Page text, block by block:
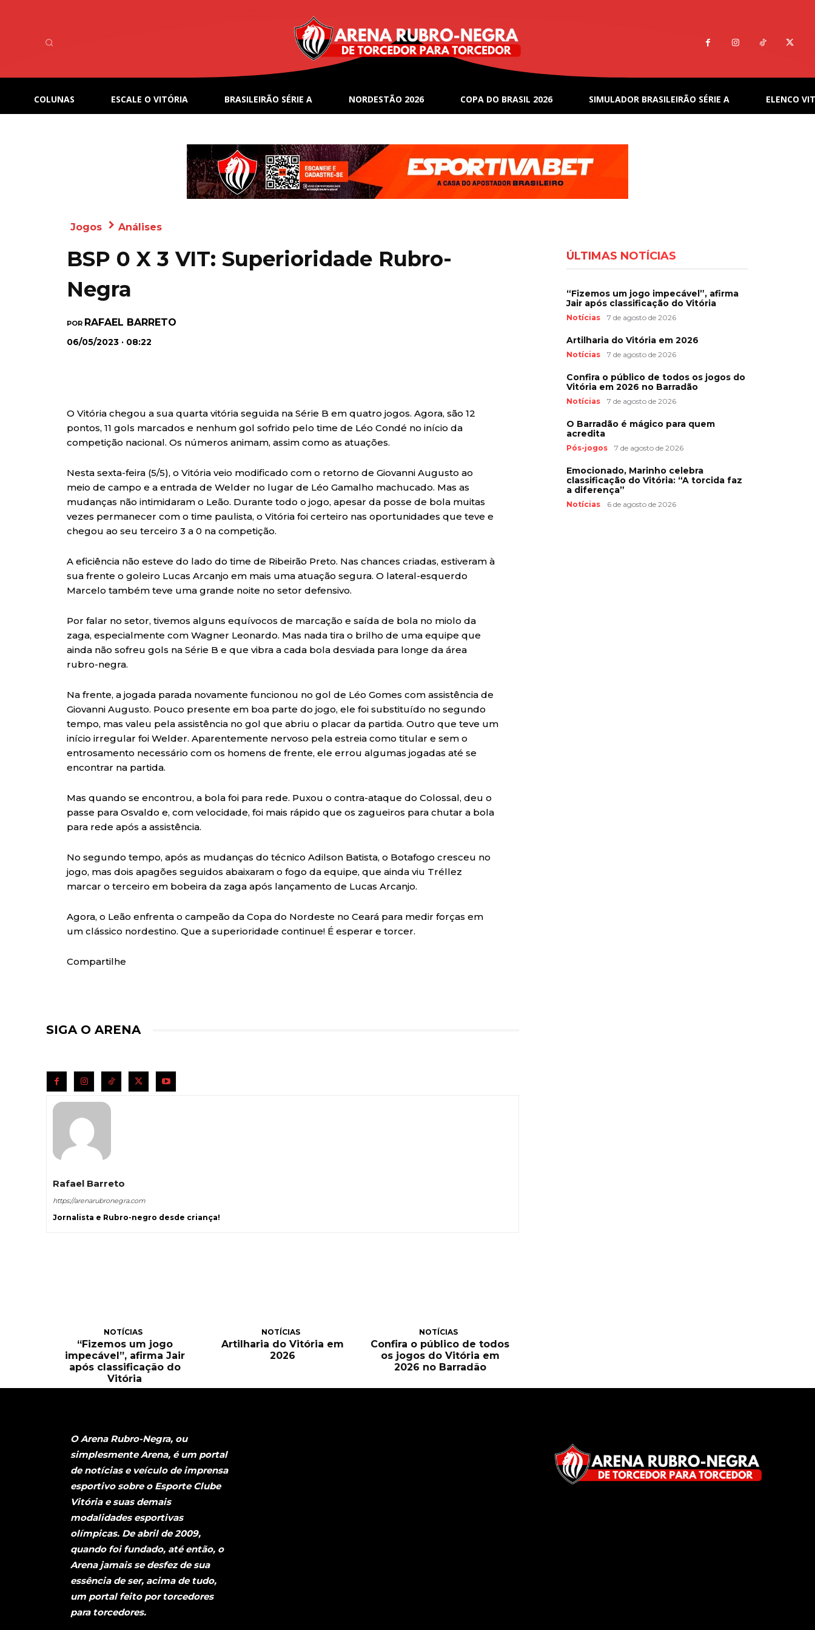
COLUNAS ESCALE O VITÓRIA BRASILEIRÃO SÉRIE A NORDESTÃO 2026 COPA DO BRASIL 2026 SIMULADOR BRASILEIRÃO SÉRIE A ELENCO
Jogos Análises
BSP 0 X 3 VIT: Superioridade Rubro-
Negra
POR RAFAEL BARRETO
06/05/2023 · 08:22
O Vitória chegou a sua quarta vitória seguida na Série B em quatro jogos. Agora, são 12
pontos, 11 gols marcados e nenhum gol sofrido pelo time de Léo Condé no início da
competição nacional. Os números animam, assim como as atuações.
Nesta sexta-feira (5/5), o Vitória veio modificado com o retorno de Giovanni Augusto ao
meio de campo e a entrada de Welder no lugar de Léo Gamalho machucado. Mas as
mudanças não intimidaram o Leão. Durante todo o jogo, apesar da posse de bola muitas
vezes permanecer com o time paulista, o Vitória foi certeiro nas oportunidades que teve e
chegou ao seu terceiro 3 a 0 na competição.
A eficiência não esteve do lado do time de Ribeirão Preto. Nas chances criadas, estiveram à
sua frente o goleiro Lucas Arcanjo em mais uma atuação segura. O lateral-esquerdo
Marcelo também teve uma grande noite no setor defensivo.
Por falar no setor, tivemos alguns equívocos de marcação e saída de bola no miolo da
zaga, especialmente com Wagner Leonardo. Mas nada tira o brilho de uma equipe que
ainda não sofreu gols na Série B e que vibra a cada bola desviada para longe da área
rubro-negra.
Na frente, a jogada parada novamente funcionou no gol de Léo Gomes com assistência de
Giovanni Augusto. Pouco presente em boa parte do jogo, ele foi substituído no segundo
tempo, mas valeu pela assistência no gol que abriu o placar da partida. Outro que teve um
início irregular foi Welder. Aparentemente nervoso pela estreia como titular e sem o
entrosamento necessário com os homens de frente, ele errou algumas jogadas até se
encontrar na partida.
Mas quando se encontrou, a bola foi para rede. Puxou o contra-ataque do Colossal, deu o
passe para Osvaldo e, com velocidade, foi mais rápido que os zagueiros para chutar a bola
para rede após a assistência.
No segundo tempo, após as mudanças do técnico Adilson Batista, o Botafogo cresceu no
jogo, mas dois apagões seguidos abaixaram o fogo da equipe, que ainda viu Tréllez
marcar o terceiro em bobeira da zaga após lançamento de Lucas Arcanjo.
Agora, o Leão enfrenta o campeão da Copa do Nordeste no Ceará para medir forças em
um clássico nordestino. Que a superioridade continue! É esperar e torcer.
Compartilhe
SIGA O ARENA
Rafael Barreto
https://arenarubronegra.com
Jornalista e Rubro-negro desde criança!
NOTÍCIAS
“Fizemos um jogo
impecável”, afirma Jair
após classificação do
Vitória
NOTÍCIAS
Artilharia do Vitória em
2026
NOTÍCIAS
Confira o público de todos
os jogos do Vitória em
2026 no Barradão
ÚLTIMAS NOTÍCIAS
“Fizemos um jogo impecável”, afirma
Jair após classificação do Vitória
Notícias 7 de agosto de 2026
Artilharia do Vitória em 2026
Notícias 7 de agosto de 2026
Confira o público de todos os jogos do
Vitória em 2026 no Barradão
Notícias 7 de agosto de 2026
O Barradão é mágico para quem
acredita
Pós-jogos 7 de agosto de 2026
Emocionado, Marinho celebra
classificação do Vitória: “A torcida faz
a diferença”
Notícias 6 de agosto de 2026
O Arena Rubro-Negra, ou
simplesmente Arena, é um portal
de notícias e veículo de imprensa
esportivo sobre o Esporte Clube
Vitória e suas demais
modalidades esportivas
olímpicas. De abril de 2009,
quando foi fundado, até então, o
Arena jamais se desfez de sua
essência de ser, acima de tudo,
um portal feito por torcedores
para torcedores.